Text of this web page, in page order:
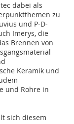
dabei als
zu
und P-D-
Imerys, die
Brennen von
Keramik und
und Rohre in
sich diesem